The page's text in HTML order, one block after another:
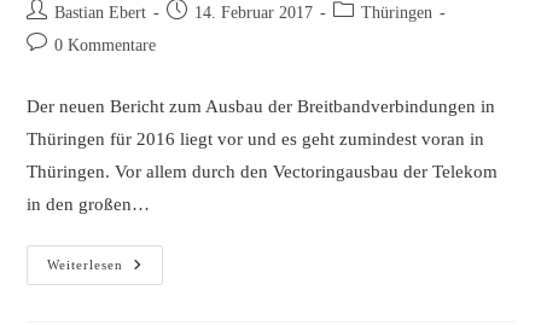
Beitrags-
Autor:
Bastian Ebert
Beitrag14. Februar 2017
Beitrags-
Thüringen
Beitrags-0 Kommentare
Der neuen Bericht zum Ausbau der Breitbandverbindungen in
Thüringen für 2016 liegt vor und es geht zumindest voran in
Thüringen. Vor allem durch den Vectoringausbau der Telekom
in den großen…
Weiterlesen
Breitbandbericht
2016: